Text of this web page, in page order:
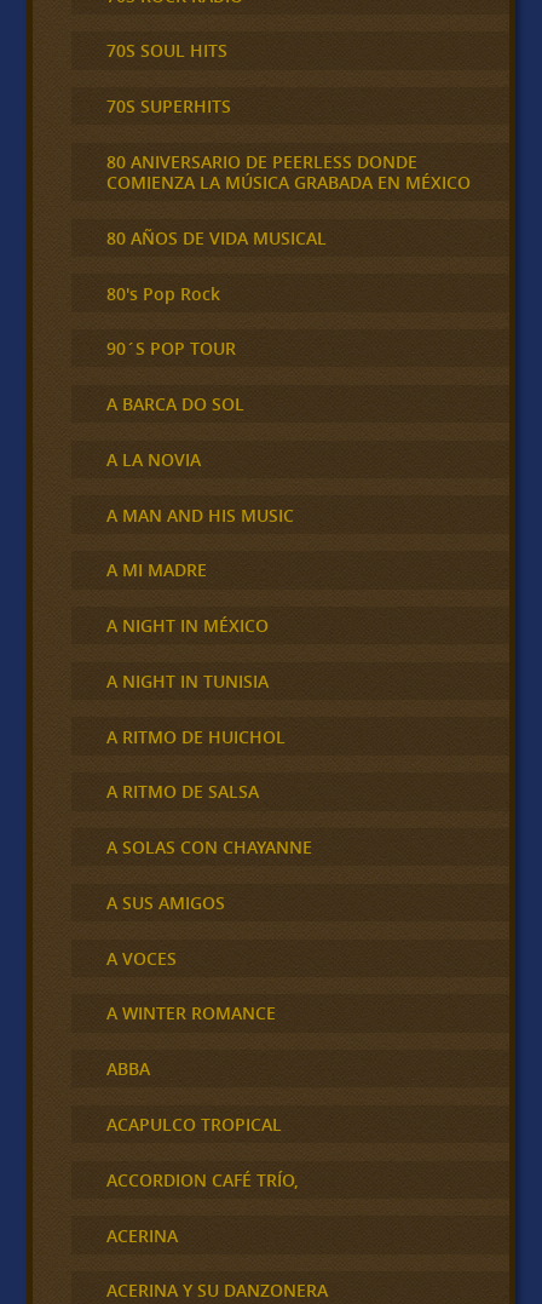
70S SOUL HITS
70S SUPERHITS
80 ANIVERSARIO DE PEERLESS DONDE
COMIENZA LA MÚSICA GRABADA EN MÉXICO
80 AÑOS DE VIDA MUSICAL
80's Pop Rock
90´S POP TOUR
A BARCA DO SOL
A LA NOVIA
A MAN AND HIS MUSIC
A MI MADRE
A NIGHT IN MÉXICO
A NIGHT IN TUNISIA
A RITMO DE HUICHOL
A RITMO DE SALSA
A SOLAS CON CHAYANNE
A SUS AMIGOS
A VOCES
A WINTER ROMANCE
ABBA
ACAPULCO TROPICAL
ACCORDION CAFÉ TRÍO,
ACERINA
ACERINA Y SU DANZONERA